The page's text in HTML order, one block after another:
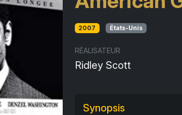
2007 États-Unis
RÉALISATEUR
Ridley Scott
Synopsis